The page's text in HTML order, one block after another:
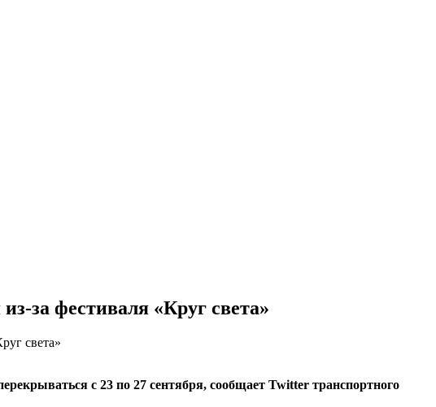
за фестиваля «Круг света»
света»
с 23 по 27 сентября, сообщает Twitter транспортного